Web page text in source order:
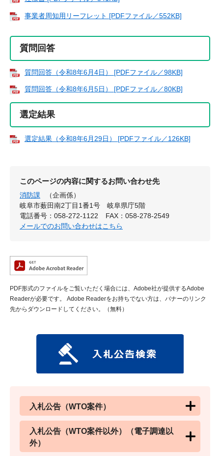
事業者周知用リーフレット [PDFファイル／552KB]
質問回答
質問回答（令和8年6月4日） [PDFファイル／98KB]
質問回答（令和8年6月5日） [PDFファイル／80KB]
選定結果
選定結果（令和8年6月29日） [PDFファイル／126KB]
このページの内容に関するお問い合わせ先
消防課
（企画係）
岐阜市薮田南2丁目1番1号 岐阜県庁5階
電話番号：058-272-1122
FAX：058-278-2549
メールでのお問い合わせはこちら
PDF形式のファイルをご覧いただく場合には、Adobe社が提供するAdobe
Readerが必要です。
Adobe Readerをお持ちでない方は、バナーのリンク
先からダウンロードしてください。（無料）
入札公告（WTO案件）
入札公告（WTO案件以外）（電子調達以
外）